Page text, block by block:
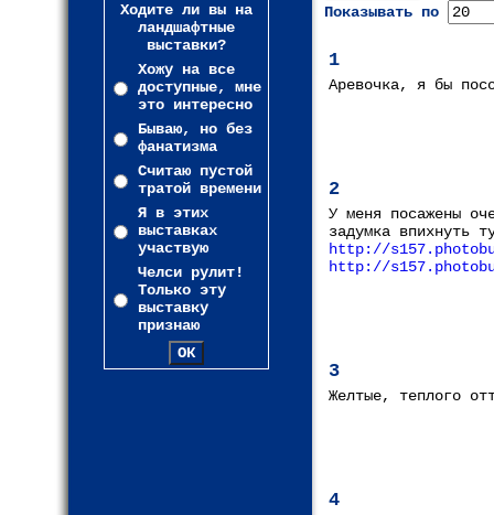
Ходите ли вы на
ландшафтные
выставки?
Хожу на все
доступные, мне
это интересно
Бываю, но без
фанатизма
Считаю пустой
тратой времени
Я в этих
выставках
участвую
Челси рулит!
Только эту
выставку
признаю
Показывать по
1
Аревочка, я бы
2
У меня посажены
задумка впихнуть
http://
http://
3
Желтые, теплого
4